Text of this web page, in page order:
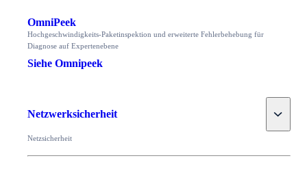
OmniPeek
Hochgeschwindigkeits-Paketinspektion und erweiterte Fehlerbehebung für
Diagnose auf Expertenebene
Siehe Omnipeek
Netzwerksicherheit Toggle
Netzsicherheit